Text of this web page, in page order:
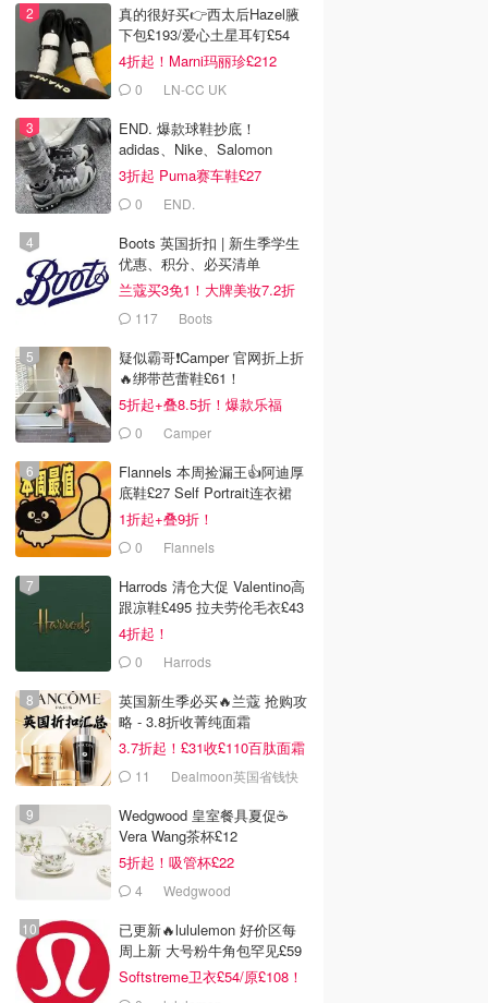
真的很好买👉西太后Hazel腋
下包£193/爱心土星耳钉£54
4折起！Marni玛丽珍£212
0 LN-CC UK
END. 爆款球鞋抄底！
adidas、Nike、Salomon
3折起 Puma赛车鞋£27
0 END.
Boots 英国折扣 | 新生季学生
优惠、积分、必买清单
兰蔻买3免1！大牌美妆7.2折
117 Boots
疑似霸哥❗️Camper 官网折上折
🔥绑带芭蕾鞋£61！
5折起+叠8.5折！爆款乐福
£68！
0 Camper
Flannels 本周捡漏王👍阿迪厚
底鞋£27 Self Portrait连衣裙
£63
1折起+叠9折！
0 Flannels
Harrods 清仓大促 Valentino高
跟凉鞋£495 拉夫劳伦毛衣£43
4折起！
0 Harrods
英国新生季必买🔥兰蔻 抢购攻
略 - 3.8折收菁纯面霜
3.7折起！£31收£110百肽面霜
套装
11
Dealmoon英国省钱快
Wedgwood 皇室餐具夏促☕️
Vera Wang茶杯£12
5折起！吸管杯£22
4 Wedgwood
已更新🔥lululemon 好价区每
周上新 大号粉牛角包罕见£59
Softstreme卫衣£54/原£108！